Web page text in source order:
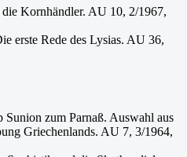
die Kornhändler. AU 10, 2/1967,
erste Rede des Lysias. AU 36,
zum Parnaß. Auswahl aus
Griechenlands. AU 7, 3/1964,